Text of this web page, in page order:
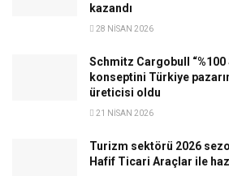
kazandı
28 NISAN 2026
Schmitz Cargobull
konseptini Türkiye
üreticisi oldu
21 NISAN 2026
Turizm sektörü 2026
Hafif Ticari Araçlar ile